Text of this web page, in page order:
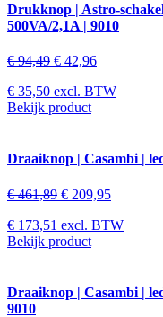
Drukknop | Astro-
500VA/2,1A | 9010
€94,49 € 42,96
€ 35,50 excl. BTW
Bekijk product
Draaiknop | Casambi |
€461,89 € 209,95
€ 173,51 excl. BTW
Bekijk product
Draaiknop | Casambi |
9010